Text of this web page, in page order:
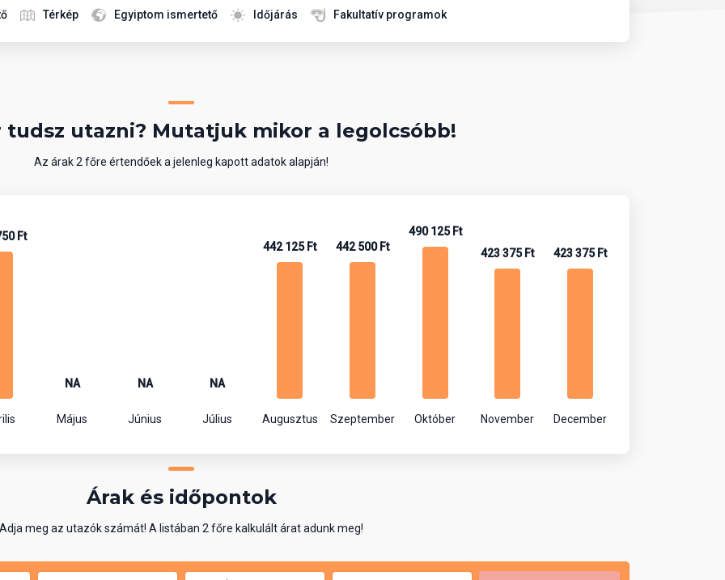
Térkép Egyiptom ismertető Időjárás Fakultatív programok
tudsz utazni? Mutatjuk mikor a legolcsóbb!
Az árak 2 főre értendőek a jelenleg kapott adatok alapján!
Ft
NA
Május
NA
Június
NA
Július
442 125 Ft
Augusztus
442 500 Ft
Szeptember
490 125 Ft
Október
423 375 Ft
November
423 375 Ft
December
Árak és időpontok
Adja meg az utazók számát! A listában 2 főre kalkulált árat adunk meg!